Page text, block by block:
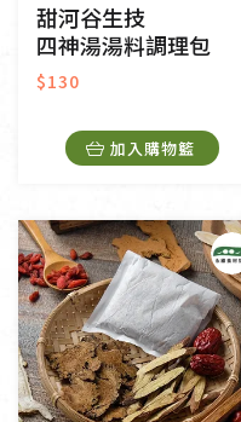
甜河谷生技
四神湯湯料調理包
$130
加入購物籃